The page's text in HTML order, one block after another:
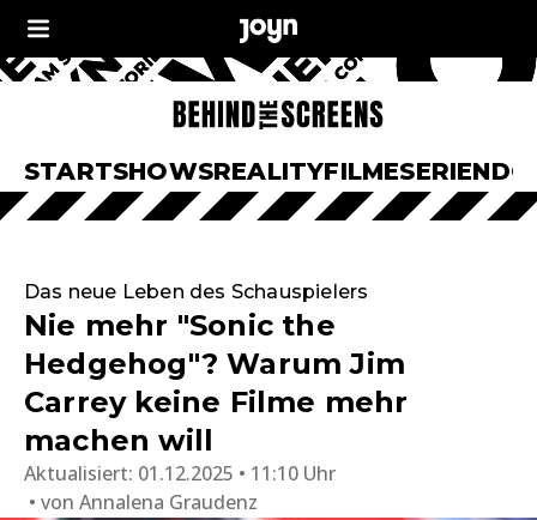
STARTSHOWSREALITYFILMESERIEN
Das neue Leben des Schauspielers
Nie mehr "Sonic the
Hedgehog"? Warum Jim
Carrey keine Filme mehr
machen will
Aktualisiert: 01.12.2025 • 11:10 Uhr
von Annalena Graudenz